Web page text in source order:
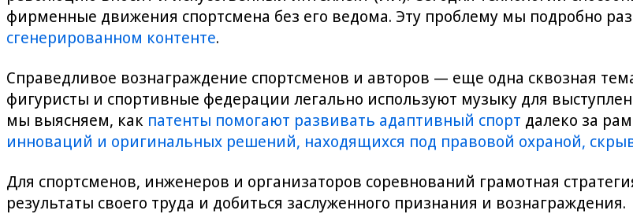
фирменные движения спортсмена без его ведома. Эту проблему мы подробно
сгенерированном контенте.
Справедливое вознаграждение спортсменов и авторов — еще одна сквозная
фигуристы и спортивные федерации легально используют музыку для
мы выясняем, как патенты помогают развивать адаптивный спорт далеко за
инноваций и оригинальных решений, находящихся под правовой охраной,
Для спортсменов, инженеров и организаторов соревнований грамотная
результаты своего труда и добиться заслуженного признания и вознаграждения.